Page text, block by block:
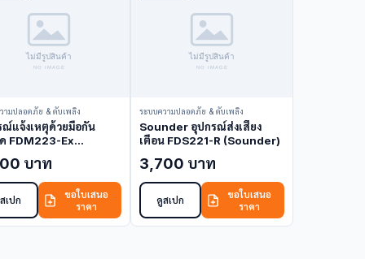
ามปลอดภัย & ดับเพลิง
ณ์แจ้งเหตุด้วยมือกัน
FDM223-Ex
บาท
เปก
ขอใบเสนอ
ราคา
ระบบความปลอดภัย & ดับเพลิง
Sounder อุปกรณ์ส่งเสียง
เตือน FDS221-R (Sounder)
3,700 บาท
ดูสเปก
ขอใบเสนอ
ราคา